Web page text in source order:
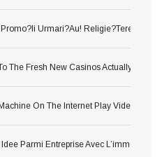
Urmari?au! Religie?terea
The Fresh New Casinos Actually
On The Internet Play Video
Parmi Entreprise Avec L’immersion